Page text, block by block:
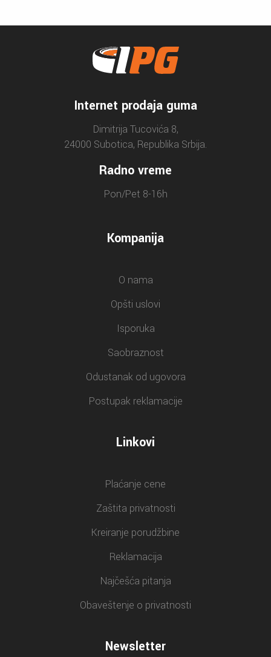
Internet prodaja guma
Dimitrija Tucovića 8,
24000 Subotica, Republika Srbija.
Radno vreme
Pon/Pet 8-16h
Kompanija
O nama
Opšti uslovi
Isporuka
Saobraznost
Odustanak od ugovora
Postupak reklamacije
Linkovi
Plaćanje cene
Zaštita privatnosti
Kreiranje porudžbine
Reklamacija
Najčešća pitanja
Obaveštenje o privatnosti
Newsletter